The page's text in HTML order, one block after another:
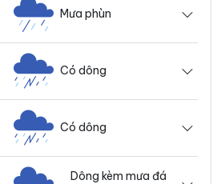
Mưa phùn
Có dông
Có dông
Dông kèm mưa đá